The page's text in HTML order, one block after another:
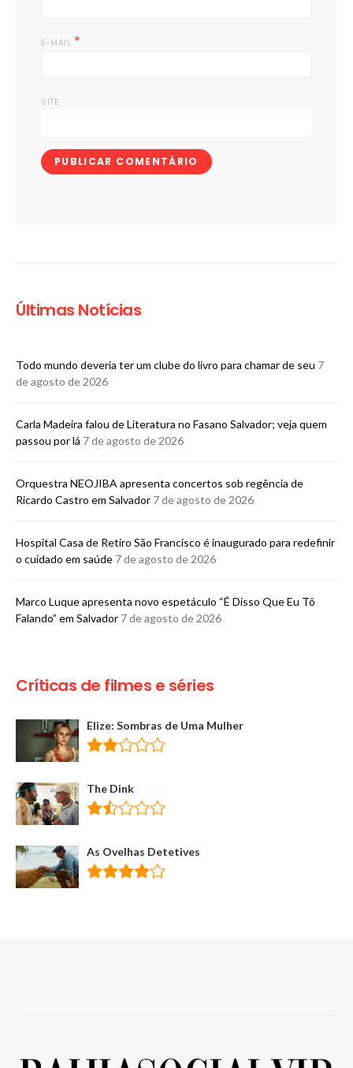
E-MAIL *
SITE
Últimas Notícias
Todo mundo deveria ter um clube do livro para chamar de seu 7
de agosto de 2026
Carla Madeira falou de Literatura no Fasano Salvador; veja quem
passou por lá 7 de agosto de 2026
Orquestra NEOJIBA apresenta concertos sob regência de
Ricardo Castro em Salvador 7 de agosto de 2026
Hospital Casa de Retiro São Francisco é inaugurado para redefinir
o cuidado em saúde 7 de agosto de 2026
Marco Luque apresenta novo espetáculo “É Disso Que Eu Tô
Falando” em Salvador 7 de agosto de 2026
Críticas de filmes e séries
Elize: Sombras de Uma Mulher
The Dink
As Ovelhas Detetives